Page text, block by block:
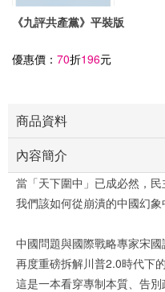
《九評共產黨》平裝版
優惠價： 70折196元
商品資料
內容簡介
當「天下圍中」已成必然，
我們該如何從崩潰的中國幻象
中國問題與國際戰略專家宋
再度重磅拆解川普2.0時代下
這是一本看穿專制本質、告